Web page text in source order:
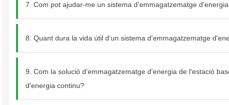
7. Com pot ajudar-me un sistema d'emmagatzematge
8. Quant dura la vida útil d'un sistema d'emmagatzematge
9. Com la solució d'emmagatzematge d'energia de l'estació
d'energia continu?